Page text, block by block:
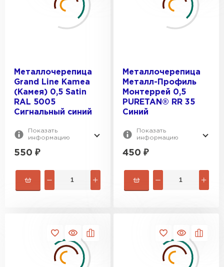
Металлочерепица
Grand Line Kamea
(Камея) 0,5 Satin
RAL 5005
Сигнальный синий
Показать
информацию
550 ₽
Металлочерепица
Металл-Профиль
Монтеррей 0,5
PURETAN® RR 35
Синий
Показать
информацию
450 ₽